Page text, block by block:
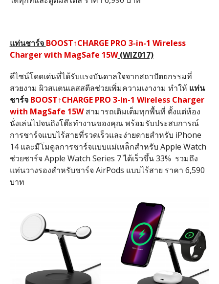
แท่นชาร์จ BOOST↑CHARGE PRO 3-in-1 Wireless
Charger with MagSafe 15W(WIZ017)
ดีไซน์โดดเด่นที่ได้รับแรงบันดาลใจจากสถาปัตยกรรมที่
สวยงาม ผิวสแตนเลสสตีลช่วยเพิ่มความเงางาม ทำให้ แท่น
ชาร์จ BOOST↑CHARGE PRO 3-in-1 Wireless Charger
with MagSafe 15Wสามารถเติมเต็มทุกพื้นที่ ตั้งแต่ห้อง
นั่งเล่นไปจนถึงโต๊ะทำงานของคุณ พร้อมรับประสบการณ์
การชาร์จแบบไร้สายที่รวดเร็วและง่ายดายสำหรับ iPhone
14 และมีโมดูลการชาร์จแบบแม่เหล็กสำหรับ Apple Watch
ช่วยชาร์จ Apple Watch Series 7 ได้เร็วขึ้น 33% รวมถึง
แท่นวางรองสำหรับชาร์จ AirPods แบบไร้สาย ราคา 6,590
บาท